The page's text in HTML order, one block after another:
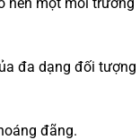
đa dạng đối tượng
đãng.